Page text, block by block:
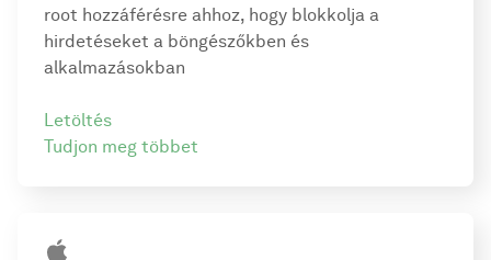
root hozzáférésre ahhoz, hogy blokkolja a
hirdetéseket a böngészőkben és
alkalmazásokban
Tudjon meg többet
Letöltés